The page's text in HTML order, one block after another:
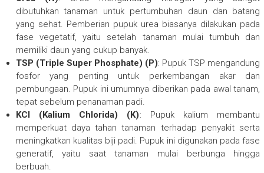
dibutuhkan tanaman untuk pertumbuhan daun dan batang
yang sehat. Pemberian pupuk urea biasanya dilakukan pada
fase vegetatif, yaitu setelah tanaman mulai tumbuh dan
memiliki daun yang cukup banyak.
TSP (Triple Super Phosphate) (P): Pupuk TSP mengandung
fosfor yang penting untuk perkembangan akar dan
pembungaan. Pupuk ini umumnya diberikan pada awal tanam,
tepat sebelum penanaman padi.
KCl (Kalium Chlorida) (K): Pupuk kalium membantu
memperkuat daya tahan tanaman terhadap penyakit serta
meningkatkan kualitas biji padi. Pupuk ini digunakan pada fase
generatif, yaitu saat tanaman mulai berbunga hingga
berbuah.